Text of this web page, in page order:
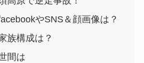
やSNS＆顔画像は？
族構成は？
間は